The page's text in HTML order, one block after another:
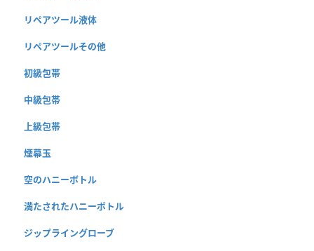
リペアツール液体
リペアツールその他
初級包帯
中級包帯
上級包帯
煙幕玉
空のハニーボトル
満たされたハニーボトル
ジップライングローブ